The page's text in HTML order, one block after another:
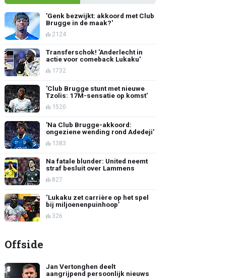
'Genk bezwijkt: akkoord met Club
Brugge in de maak?'
2124
Transferschok! 'Anderlecht in
actie voor comeback Lukaku'
1732
'Club Brugge stunt met nieuwe
Tzolis: 17M-sensatie op komst'
1520
'Na Club Brugge-akkoord:
ongeziene wending rond Adedeji'
1383
Na fatale blunder: United neemt
straf besluit over Lammens
827
‘Lukaku zet carrière op het spel
bij miljoenenpuinhoop’
326
Offside
Jan Vertonghen deelt
aangrijpend persoonlijk nieuws